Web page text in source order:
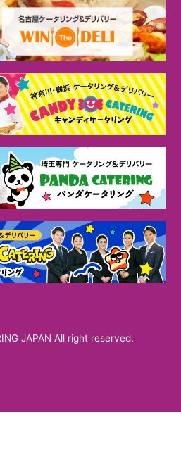
JAPAN All right reserved.